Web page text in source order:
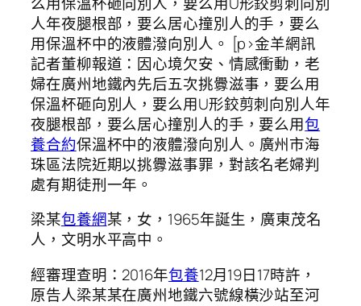
人年夜腿根部，要么居心撞別人的手，要么
用保溫杯中的液體潑向別人。 [p>金羊網訊
記者董柳報道：因心境欠安、情感衝動，老
婦在廣州地鐵內先后五次挑釁滋事，要么用
保溫杯砸向別人，要么用U形鉸剪刺向別人年
夜腿根部，要么居心撞別人的手，要么用包
養合約保溫杯中的液體潑向別人。廣州市海
珠區法院近期以挑釁滋事罪，對該名老婦判
處有期徒刑一年。
梁某包養網某，女，1965年誕生，廣東茂名
人，文明水平高中。
經審理查明：2016年包養12月19日17時許，
原告人梁某某在廣州地鐵六號線橫沙站至河